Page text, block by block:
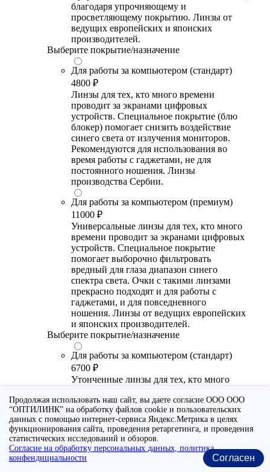
благодаря упрочняющему и
просветляющему покрытию. Линзы от
ведущих европейских и японских
производителей.
Выберите покрытие/назначение
Для работы за компьютером (стандарт)
4800 ₽
Линзы для тех, кто много времени
проводит за экранами цифровых
устройств. Специальное покрытие (блю
блокер) помогает снизить воздействие
синего света от излучения мониторов.
Рекомендуются для использования во
время работы с гаджетами, не для
постоянного ношения. Линзы
производства Сербии.
Для работы за компьютером (премиум)
11000 ₽
Универсальные линзы для тех, кто много
времени проводит за экранами цифровых
устройств. Специальное покрытие
помогает выборочно фильтровать
вредный для глаза диапазон синего
спектра света. Очки с такими линзами
прекрасно подходят и для работы с
гаджетами, и для повседневного
ношения. Линзы от ведущих европейских
и японских производителей.
Выберите покрытие/назначение
Для работы за компьютером (стандарт)
6700 ₽
Утонченные линзы для тех, кто много
устройств. Специальное покрытие (блю
блокер) помогает снизить воздействие
синего света от излучения мониторов.
Рекомендуются для использования во
время работы с гаджетами, не для
постоянного ношения. Линзы
производства Сербии или Ю.-В. Азии.
Продолжая использовать наш сайт, вы даете согласие ООО ООО
“ОПТИЛИНК” на обработку файлов cookie и пользовательских
данных с помощью интернет-сервиса Яндекс.Метрика в целях
функционирования сайта, проведения ретаргетинга, и проведения
статистических исследований и обзоров.
Согласие на обработку персональных данных, политика
конфендициальности
Согласен